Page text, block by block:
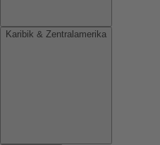
Karibik & Zentralamerika